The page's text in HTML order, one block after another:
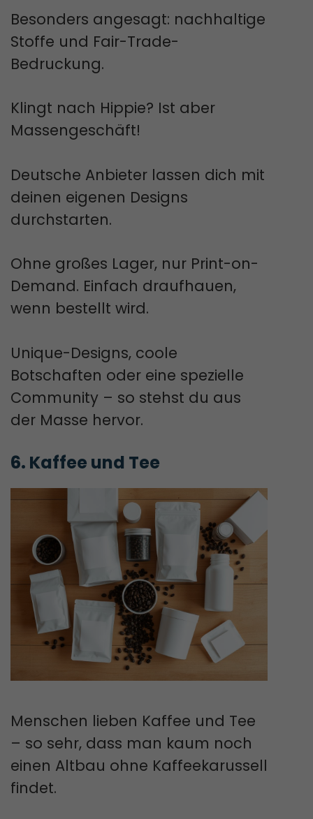
Besonders angesagt: nachhaltige
Stoffe und Fair-Trade-
Bedruckung.
Klingt nach Hippie? Ist aber
Massengeschäft!
Deutsche Anbieter lassen dich mit
deinen eigenen Designs
durchstarten.
Ohne großes Lager, nur Print-on-
Demand. Einfach draufhauen,
wenn bestellt wird.
Unique-Designs, coole
Botschaften oder eine spezielle
Community – so stehst du aus
der Masse hervor.
6. Kaffee und Tee
Menschen lieben Kaffee und Tee
– so sehr, dass man kaum noch
einen Altbau ohne Kaffeekarussell
findet.